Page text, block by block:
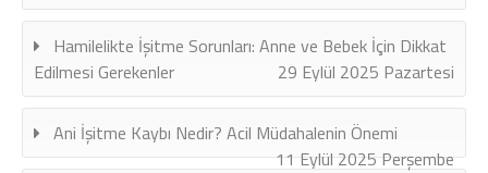
Hamilelikte İşitme Sorunları: Anne ve Bebek İçin Dikkat
Edilmesi Gerekenler
29 Eylül 2025 Pazartesi
Ani İşitme Kaybı Nedir? Acil Müdahalenin Önemi
11 Eylül 2025 Perşembe